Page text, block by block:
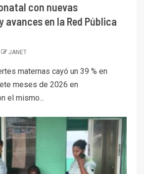
con nuevas
avances en la Red Pública
JANET
maternas cayó un 39 % en
meses de 2026 en
el mismo...